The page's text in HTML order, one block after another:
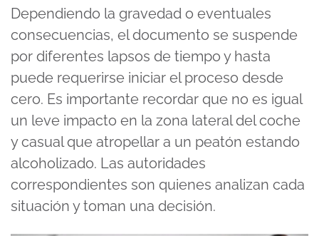
Dependiendo la gravedad o eventuales
consecuencias, el documento se suspende
por diferentes lapsos de tiempo y hasta
puede requerirse iniciar el proceso desde
cero. Es importante recordar que no es igual
un leve impacto en la zona lateral del coche
y casual que atropellar a un peatón estando
alcoholizado. Las autoridades
correspondientes son quienes analizan cada
situación y toman una decisión.